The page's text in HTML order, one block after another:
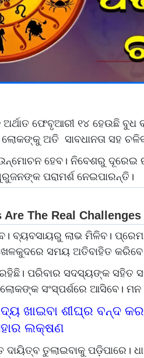
ଫେବୃଆରୀ ୧୪ ହେଉଛି
ଅତି ସାବଧାନତା ସହ
ହେବ। ନିବେଶରୁ ଦୂରେଇ
ପରାମର୍ଶ ନେଇପାରନ୍ତି।
ବ୍ୟବସାୟରୁ ଲାଭ ମିଳିବ।
ସମୟ ଅତିବାହିତ
ପରିବାର ସଦସ୍ୟଙ୍କ ସହିତ
ସଂସ୍ପର୍ଶରେ ଆସିବେ।
ଖାଇବା ଶୀଘ୍ର ବନ୍ଦ
ଲକ୍ଷଣ
ତୁଲାଇବାକୁ ପଡ଼ିପାରେ।